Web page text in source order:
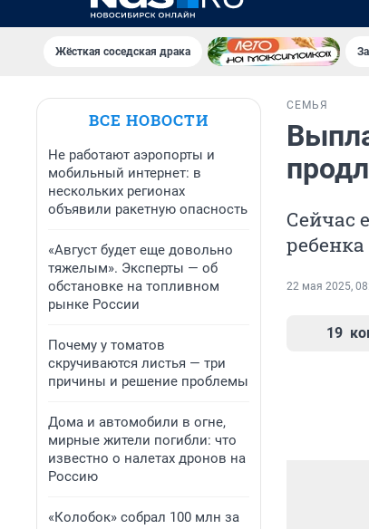
Жёсткая соседская драка
ВСЕ НОВОСТИ
Не работают аэропорты и
мобильный интернет: в
нескольких регионах
объявили ракетную опасность
«Август будет еще довольно
тяжелым». Эксперты — об
обстановке на топливном
рынке России
Почему у томатов
скручиваются листья — три
причины и решение проблемы
Дома и автомобили в огне,
мирные жители погибли: что
известно о налетах дронов на
Россию
«Колобок» собрал 100 млн за
СЕМЬЯ
Сейчас
ребенка
22 мая 2025,
19